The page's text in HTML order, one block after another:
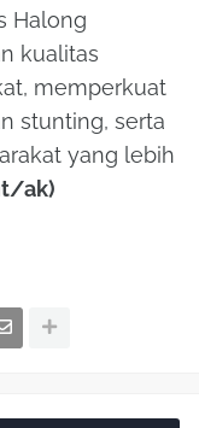
Halong
kualitas
memperkuat
stunting, serta
yang lebih
ak)